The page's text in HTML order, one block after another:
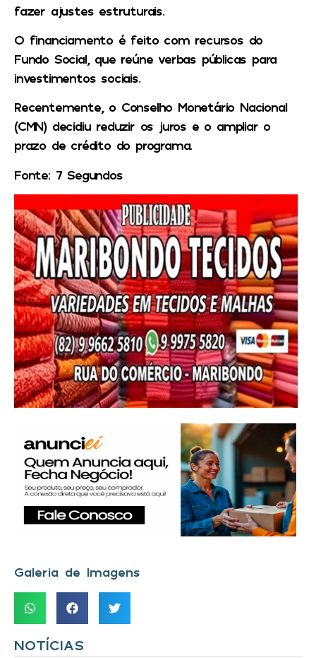
fazer ajustes estruturais.
O financiamento é feito com recursos do
Fundo Social, que reúne verbas públicas para
investimentos sociais.
Recentemente, o Conselho Monetário Nacional
(CMN) decidiu reduzir os juros e o ampliar o
prazo de crédito do programa.
Fonte: 7 Segundos
Galeria de Imagens
NOTÍCIAS